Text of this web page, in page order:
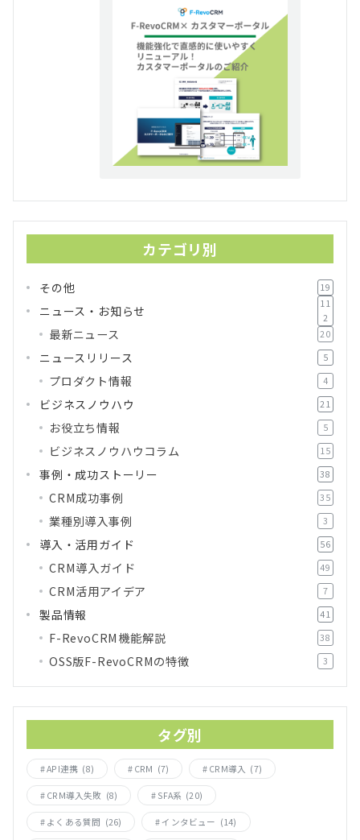
カテゴリ別
その他 19
ニュース・お知らせ
11
2
最新ニュース 20
ニュースリリース 5
プロダクト情報 4
ビジネスノウハウ 21
お役立ち情報 5
ビジネスノウハウコラム 15
事例・成功ストーリー 38
CRM成功事例 35
業種別導入事例 3
導入・活用ガイド 56
CRM導入ガイド 49
CRM活用アイデア 7
製品情報 41
F-RevoCRM機能解説 38
OSS版F-RevoCRMの特徴 3
タグ別
API連携 (8) CRM (7) CRM導入 (7)
CRM導入失敗 (8) SFA系 (20)
よくある質問 (26) インタビュー (14)